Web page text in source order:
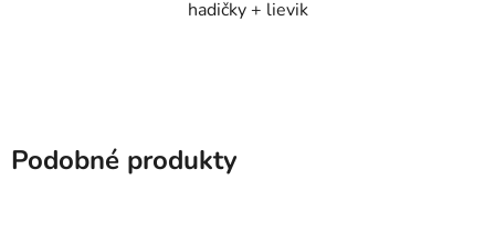
hadičky + lievik
Podobné produkty